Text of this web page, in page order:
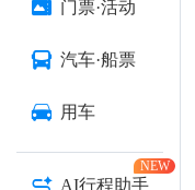
门票·活动
汽车·船票
用车
AI行程助手
NEW